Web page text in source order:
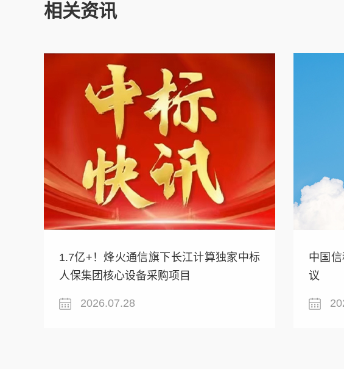
相关资讯
1.7亿+！烽火通信旗下长江计算独家中标
人保集团核心设备采购项目
2026.07.28
中国
议